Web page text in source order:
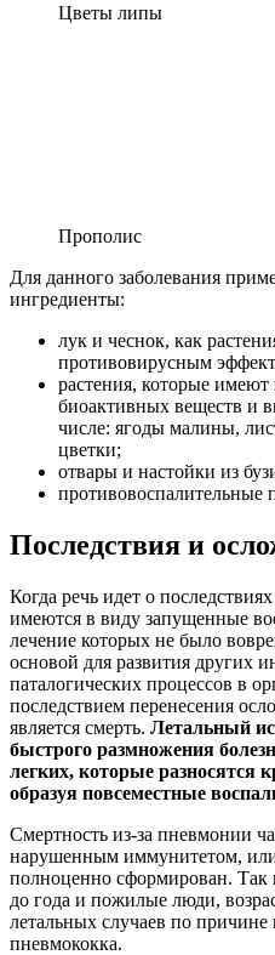
Цветы липы
Прополис
Для данного заболевания
ингредиенты:
лук и чеснок, как
противовирусным
растения, которые имеют
биоактивных веществ и
числе: ягоды малины,
цветки;
отвары и настойки из
противовоспалительные
Последствия и
Когда речь идет о
имеются в виду запущенные
лечение которых не было
основой для развития других
паталогических процессов в
последствием перенесения
является смерть. Летальный
быстрого размножения
легких, которые разносятся
образуя повсеместные
Смертность из-за пневмонии
нарушенным иммунитетом,
полноценно сформирован. Так
до года и пожилые люди,
летальных случаев по
пневмококка.